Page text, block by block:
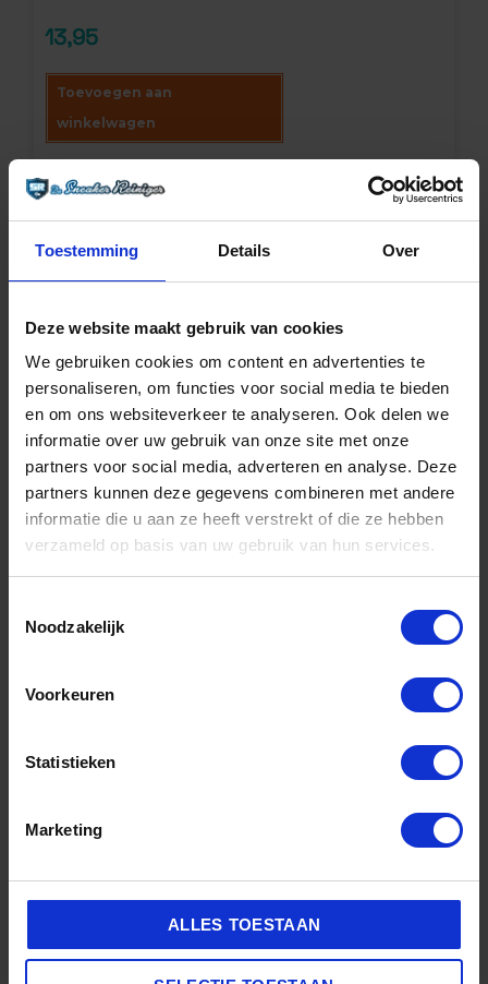
Toestemming Details Over
Deze website maakt gebruik van cookies
We gebruiken cookies om content en advertenties te
personaliseren, om functies voor social media te bieden
en om ons websiteverkeer te analyseren. Ook delen we
informatie over uw gebruik van onze site met onze
partners voor social media, adverteren en analyse. Deze
partners kunnen deze gegevens combineren met andere
informatie die u aan ze heeft verstrekt of die ze hebben
verzameld op basis van uw gebruik van hun services.
Noodzakelijk
Voorkeuren
Statistieken
Marketing
ALLES TOESTAAN
gebaseerd
op13,95
Toevoegen aan
winkelwagen
De Sneaker Reiniger
KAPS LEER RENOVATIE CREME
Leer kras of scheur reparatie
9,95